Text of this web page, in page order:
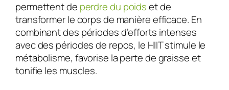
permettent de perdre du poidset de
transformer le corps de manière efficace. En
combinant des périodes d’efforts intenses
avec des périodes de repos, le HIIT stimule le
métabolisme, favorise la perte de graisse et
tonifie les muscles.